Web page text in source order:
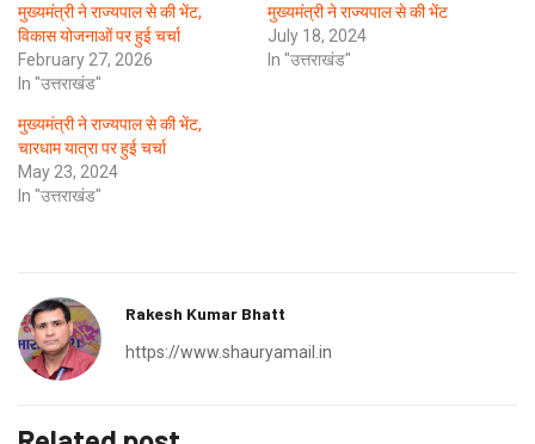
मुख्यमंत्री ने राज्यपाल से की भेंट,
विकास योजनाओं पर हुई चर्चा
February 27, 2026
In "उत्तराखंड"
मुख्यमंत्री ने राज्यपाल से की भेंट
July 18, 2024
In "उत्तराखंड"
मुख्यमंत्री ने राज्यपाल से की भेंट,
चारधाम यात्रा पर हुई चर्चा
May 23, 2024
In "उत्तराखंड"
Rakesh Kumar Bhatt
https://www.shauryamail.in